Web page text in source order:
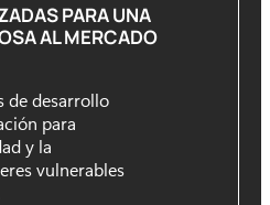
PARA UNA
AL MERCADO
de desarrollo
para
y la
vulnerables